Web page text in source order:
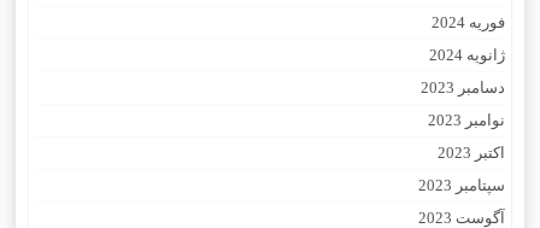
فوریه 2024
ژانویه 2024
دسامبر 2023
نوامبر 2023
اکتبر 2023
سپتامبر 2023
آگوست 2023